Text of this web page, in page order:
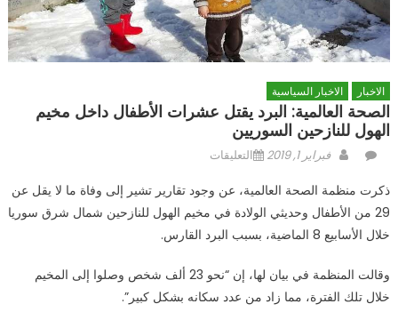
الاخبار الاخبار السياسية
الصحة العالمية: البرد يقتل عشرات الأطفال داخل مخيم
الهول للنازحين السوريين
Posted
فبراير 1, 2019Author التعليقاتعلى
العالمية:
البرد
يقتل
الأطفال
داخل
ذكرت منظمة الصحة العالمية، عن وجود تقارير تشير إلى وفاة ما لا يقل عن
29 من الأطفال وحديثي الولادة في مخيم الهول للنازحين شمال شرق سوريا
خلال الأسابيع 8 الماضية، بسبب البرد القارس.
وقالت المنظمة في بيان لها، إن “نحو 23 ألف شخص وصلوا إلى المخيم
خلال تلك الفترة، مما زاد من عدد سكانه بشكل كبير”.